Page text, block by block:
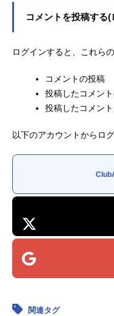
コメントを投稿する
ログインすると、これら
コメントの投稿
投稿したコメン
投稿したコメン
以下のアカウントからロ
関連タグ